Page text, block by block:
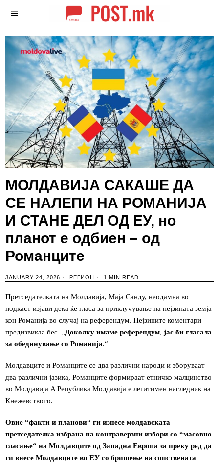
МОЛДАВИЈА САКАШЕ ДА
СЕ НАЛЕПИ НА РОМАНИЈА
И СТАНЕ ДЕЛ ОД ЕУ, но
планот е одбиен – од
Романците
JANUARY 24, 2026 РЕГИОН 1 MIN READ
Претседателката на Молдавија, Маја Санду, неодамна во
подкаст изјави дека ќе гласа за приклучување на нејзината земја
кон Романија во случај на референдум. Нејзините коментари
предизвикаа бес. „Доколку имаме референдум, јас би гласала
за обединување со Романија.“
Молдавците и Романците се два различни народи и зборуваат
два различни јазика, Романците формираат етничко малцинство
во Молдавија A Република Молдавија е легитимен наследник на
Кнежевството.
Овие “факти и планови“ ги изнесе молдавската
претседателка избрана на контраверзни избори со “масовно
гласање“ на Молдавците од Западна Европа за преку ред да
ги внесе Молдавците во ЕУ со бришење на сопствената